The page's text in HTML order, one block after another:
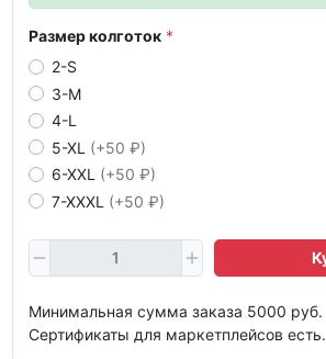
Размер колготок
2-S
3-M
4-L
5-XL (+50 ₽)
6-XXL (+50 ₽)
7-XXXL (+50 ₽)
Минимальная сумма заказа 5000 руб.
Сертификаты для маркетплейсов есть.